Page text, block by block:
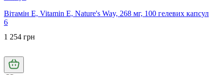
Вітамін Е, Vitamin E, Nature's Way, 268 мг, 100 гелевих капсул
6
1 254 грн